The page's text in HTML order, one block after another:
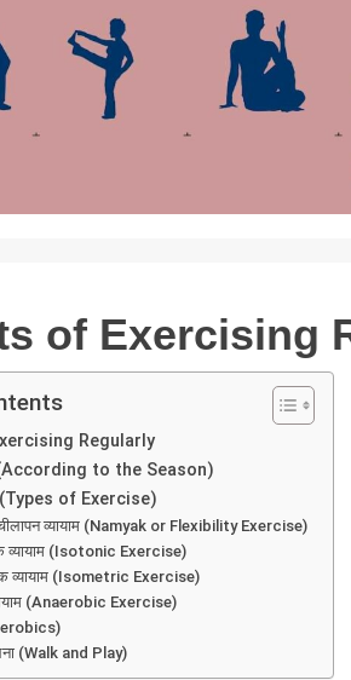
of Exercising
Regularly
(According to the Season)
(Types of Exercise)
व्यायाम (Namyak or Flexibility Exercise)
व्यायाम (Isotonic Exercise)
व्यायाम (Isometric Exercise)
(Anaerobic Exercise)
(Walk and Play)